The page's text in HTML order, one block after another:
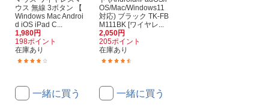
ウス 無線 3ボタン 【
Windows Mac Androi
d iOS iPad C...
1,980円
198ポイント
在庫あり
一緒に買う
OS/Mac/Windows11
対応) ブラック TK-FB
M111BK [ワイヤレ...
2,050円
205ポイント
在庫あり
一緒に買う